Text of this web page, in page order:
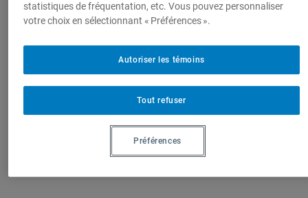
Centre de
immigration,
ethnicité et
citoyenneté
statistiques de fréquentation, etc. Vous pouvez personnaliser
votre choix en sélectionnant « Préférences ».
Tout refuser
Autoriser les témoins
Préférences